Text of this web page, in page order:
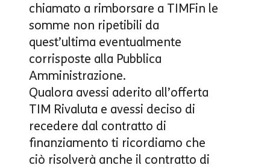
chiamato a rimborsare a TIMFin le
somme non ripetibili da
quest’ultima eventualmente
corrisposte alla Pubblica
Amministrazione.
Qualora avessi aderito all’offerta
TIM Rivaluta e avessi deciso di
recedere dal contratto di
finanziamento ti ricordiamo che
ciò risolverà anche il contratto di